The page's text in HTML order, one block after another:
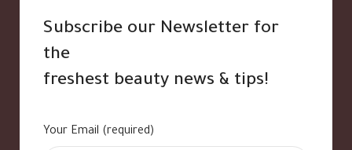
Subscribe our Newsletter for
the
freshest beauty news & tips!
Your Email (required)